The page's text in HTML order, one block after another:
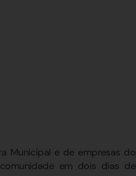
Municipal e de empresas do
em dois dias de